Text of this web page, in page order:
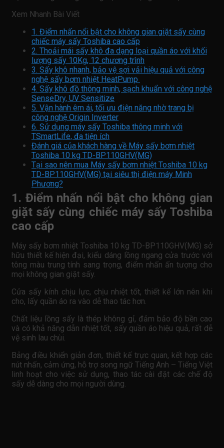
Xem Nhanh Bài Viết
1. Điểm nhấn nổi bật cho không gian giặt sấy cùng
chiếc máy sấy Toshiba cao cấp
2. Thoải mái sấy khô đa dạng loại quần áo với khối
lượng sấy 10Kg, 12 chương trình
3. Sấy khô nhanh, bảo vệ sợi vải hiệu quả với công
nghệ sấy bơm nhiệt HeatPump
4. Sấy khô đồ thông minh, sạch khuẩn với công nghệ
SenseDry, UV Sensitize
5. Vận hành êm ái, tối ưu điện năng nhờ trang bị
công nghệ Origin Inverter
6. Sử dụng máy sấy Toshiba thông minh với
TSmartLife, đa tiện ích
Đánh giá của khách hàng về Máy sấy bơm nhiệt
Toshiba 10 kg TD-BP110GHV(MG)
Tại sao nên mua Máy sấy bơm nhiệt Toshiba 10 kg
TD-BP110GHV(MG) tại siêu thị điện máy Minh
Phương?
1. Điểm nhấn nổi bật cho không gian
giặt sấy cùng chiếc máy sấy Toshiba
cao cấp
Máy sấy bơm nhiệt Toshiba 10 kg TD-BP110GHV(MG) sở
hữu thiết kế hiện đại, kiểu dáng lồng ngang cửa trước với
tông màu trung tính sang trọng, điểm nhấn ấn tượng cho
mọi không gian giặt sấy.
Cửa sấy kính chịu lực, chịu nhiệt tốt, thiết kế lớn nên khi
cho, lấy quần áo ra vào dễ thao tác hơn.
Chất liệu lồng sấy là thép không gỉ, đảm bảo độ bền cao
và có khả năng dẫn nhiệt tốt, sấy quần áo hiệu quả, rất dễ
vệ sinh lau chùi.
Bảng điều khiển giản đơn, thiết kế trực quan, kết hợp các
nút nhấn, cảm ứng, hỗ trợ song ngữ Tiếng Anh – Tiếng Việt
linh hoạt cho việc sử dụng, thao tác cài đặt các chế độ
sấy dễ dàng cho mọi người dùng.